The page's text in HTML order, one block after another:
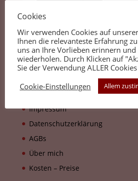
Kontakt
Joachim Hüpkes
Phone: +49 (0)177 7653473
Mail: info@bewohuepkes.de
Impressum
Datenschutzerklärung
AGBs
Über mich
Kosten – Preise
Cookies
Wir verwenden Cookies auf
Ihnen die relevanteste Erfahrung
uns an Ihre Vorlieben erinnern und
wiederholen. Durch Klicken auf
Sie der Verwendung ALLER
Cookie-Einstellungen
Allem